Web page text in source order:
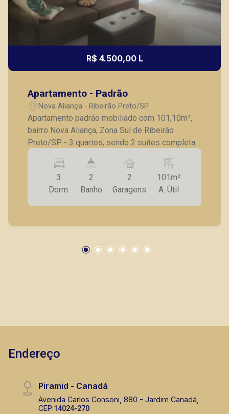
R$ 4.500,00 L
Apartamento - Padrão
Nova Aliança - Ribeirão Preto/SP
Apartamento padrão mobiliado com 101,10m²,
bairro Nova Aliança, Zona Sul de Ribeirão
Preto/SP. - 3 quartos, sendo 2 suítes completas
em armários; - Sala para 2 ambientes; - Varanda
gourmet com churrasqueira; - Cozinha com
armários planejados; - Área de serviço; - 2
vagas de garagem. A Piramid tem como objetivo
atender seus clientes com agilidade e
prontos, usados ou mesmo nos principais
3
Dorm.
2
Banho
2
Garagens
101m²
A. Útil
Endereço
Piramid - Canadá
Avenida Carlos Consoni, 880 - Jardim Canadá,
CEP:14024-270